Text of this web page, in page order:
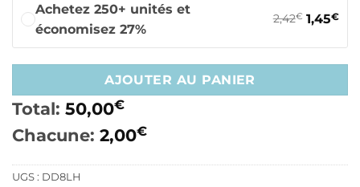
Achetez 250+ unités et
économisez 27%
2,42€ 1,45€
AJOUTER AU PANIER
Total: 50,00€
Chacune: 2,00€
UGS : DD8LH